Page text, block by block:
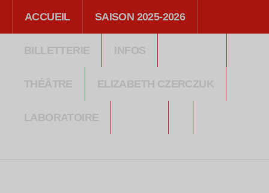
ACCUEIL SAISON 2025-2026
BILLETTERIE INFOS
THÉÂTRE ELIZABETH CZERCZUK
LABORATOIRE